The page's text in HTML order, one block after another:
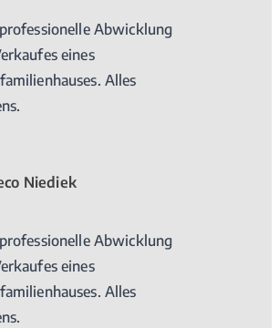
Abwicklung
eines
Alles
Niediek
Abwicklung
eines
Alles